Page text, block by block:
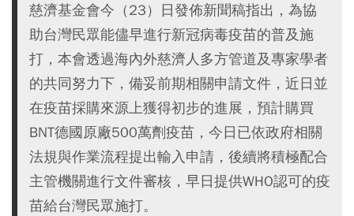
慈濟基金會今（23）日發佈新聞稿指出，為協
助台灣民眾能儘早進行新冠病毒疫苗的普及施
打，本會透過海內外慈濟人多方管道及專家學者
的共同努力下，備妥前期相關申請文件，近日並
在疫苗採購來源上獲得初步的進展，預計購買
BNT德國原廠500萬劑疫苗，今日已依政府相關
法規與作業流程提出輸入申請，後續將積極配合
主管機關進行文件審核，早日提供WHO認可的疫
苗給台灣民眾施打。